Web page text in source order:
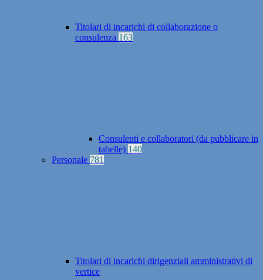
Titolari di incarichi di collaborazione o
consulenza 163
Consulenti e collaboratori (da pubblicare in
tabelle) 140
Personale 781
Titolari di incarichi dirigenziali amministrativi di
vertice